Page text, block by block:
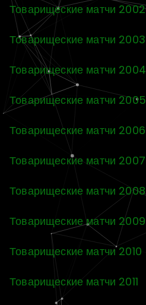
Товарищеские матчи 2002
Товарищеские матчи 2003
Товарищеские матчи 2004
Товарищеские матчи 2005
Товарищеские матчи 2006
Товарищеские матчи 2007
Товарищеские матчи 2008
Товарищеские матчи 2009
Товарищеские матчи 2010
Товарищеские матчи 2011